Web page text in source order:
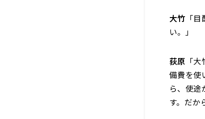
大竹 「
い。」
荻原 「
備費を使
ら、使途
す。だか